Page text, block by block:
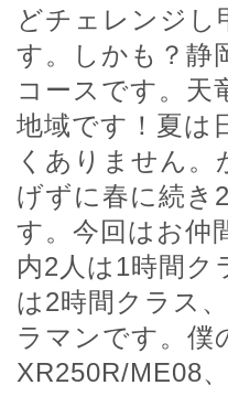
どチェレンジし
す。しかも？静
コースです。天
地域です！夏は
くありません
げずに春に続き
す。今回はお仲
内2人は1時間ク
は2時間クラス
ラマンです。 僕
XR250R/ME08